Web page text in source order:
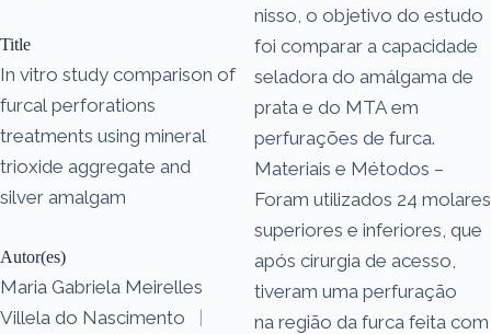
Title
In vitro study comparison of
furcal perforations
treatments using mineral
trioxide aggregate and
silver amalgam
Autor(es)
Maria Gabriela Meirelles
Villela do Nascimento
|
nisso, o objetivo do estudo
foi comparar a capacidade
seladora do amálgama de
prata e do MTA em
perfurações de furca.
Materiais e Métodos –
Foram utilizados 24 molares
superiores e inferiores, que
após cirurgia de acesso,
tiveram uma perfuração
na região da furca feita com